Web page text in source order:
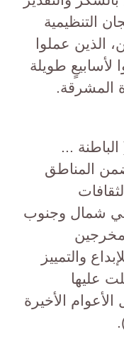
التنظيمية
الذين عملوا
لأسابيعٍ طويلة
المشرقة.
...
المناطق
شمال وجنوب
والتمييز
عليها
الأعوام الأخيرة